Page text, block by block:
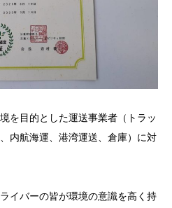
を目的とした運送事業者（トラッ
内航海運、港湾運送、倉庫）に対
イバーの皆が環境の意識を高く持